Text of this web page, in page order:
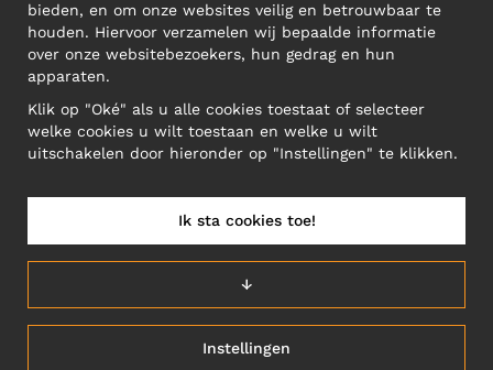
BEDRIJFSADRES
Narva mnt 5, EE-10117 Tallinn
Reg: 12356245
NEDERLAND/NEDERLANDS (NL)
bieden, en om onze websites veilig en betrouwbaar te
houden. Hiervoor verzamelen wij bepaalde informatie
over onze websitebezoekers, hun gedrag en hun
apparaten.
Klik op "Oké" als u alle cookies toestaat of selecteer
welke cookies u wilt toestaan en welke u wilt
uitschakelen door hieronder op "Instellingen" te klikken.
Instellingen
↓
Ik sta cookies toe!